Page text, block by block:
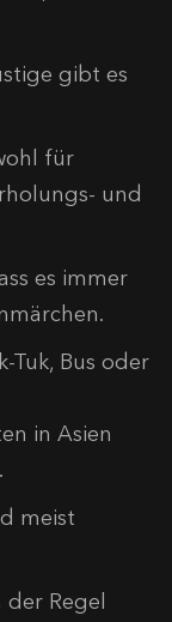
gibt es
für
und
es immer
Tuk, Bus oder
in Asien
meist
Regel